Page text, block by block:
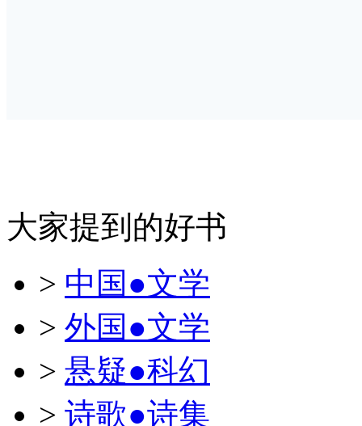
大家提到的好书
> 中国●文学
> 外国●文学
> 悬疑●科幻
> 诗歌●诗集